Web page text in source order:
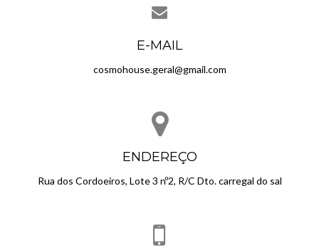
E-MAIL
cosmohouse.geral@gmail.com
ENDEREÇO
Rua dos Cordoeiros, Lote 3 nº2, R/C Dto. carregal do sal